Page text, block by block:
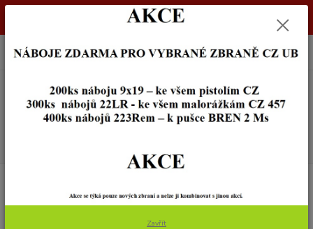
Dostupnost zboží si ověřte na info@zbraneostrava.cz nebo tel.
605056161.
+420 605 056 161 0ks
za 0,00 Kč
Zavřít